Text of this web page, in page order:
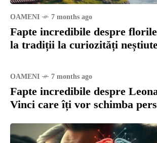
OAMENI 7 months ago
Fapte incredibile despre
la tradiții la curiozități
OAMENI 7 months ago
Fapte incredibile despre
Vinci care îți vor schimba